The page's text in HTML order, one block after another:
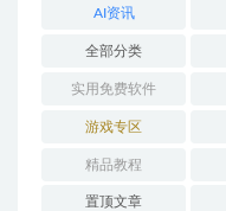
AI资讯
全部分类
实用免费软件
游戏专区
精品教程
置顶文章